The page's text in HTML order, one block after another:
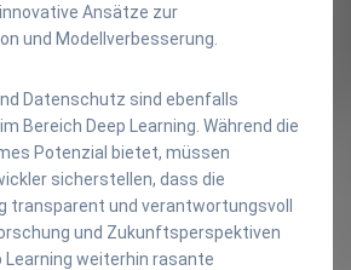
Ansätze zur
und Modellverbesserung.
Datenschutz sind ebenfalls
Bereich Deep Learning. Während die
Potenzial bietet, müssen
sicherstellen, dass die
transparent und verantwortungsvoll
und Zukunftsperspektiven
Learning weiterhin rasante